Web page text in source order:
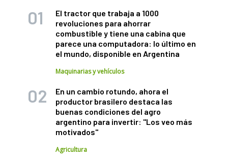
El tractor que trabaja a 1000
revoluciones para ahorrar
combustible y tiene una cabina que
parece una computadora: lo último en
el mundo, disponible en Argentina
Maquinarias y vehículos
En un cambio rotundo, ahora el
productor brasilero destaca las
buenas condiciones del agro
argentino para invertir: "Los veo más
motivados"
Agricultura